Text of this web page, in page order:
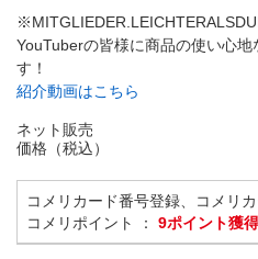
YouTuberの皆様に商品の使い心
す！
紹介動画はこちら
ネット販売
価格（税込）
コメリカード番号登録、コメリ
コメリポイント ： 9ポイント獲得